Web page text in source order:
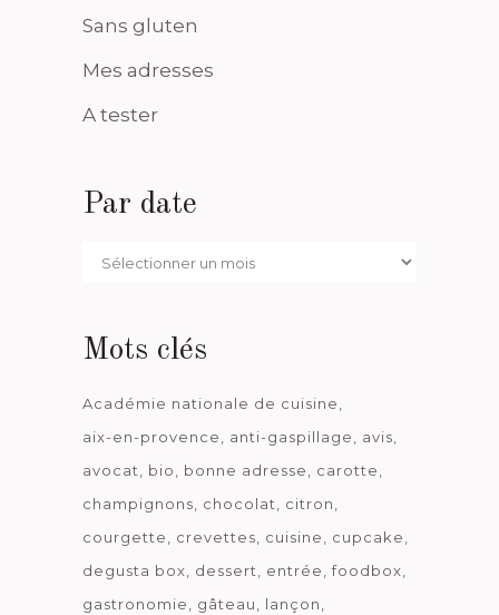
Sans gluten
Mes adresses
A tester
Par date
Par
Mots clés
Académie nationale de cuisine
aix-en-provence
anti-gaspillage
avis
avocat
bio bonne adresse
carotte
champignons
chocolat
citron
courgette
crevettes cuisine
cupcake
degusta box
dessert entrée
foodbox
gastronomie
gâteau
lançon